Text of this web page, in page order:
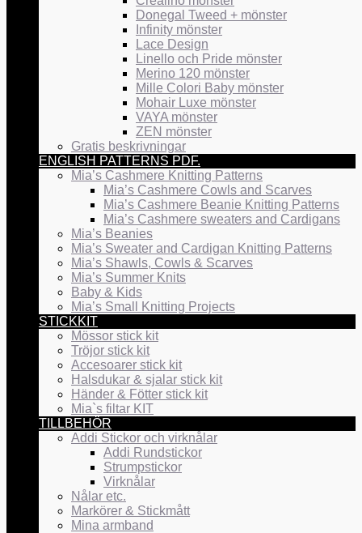
Donegal Tweed + mönster
Infinity mönster
Lace Design
Linello och Pride mönster
Merino 120 mönster
Mille Colori Baby mönster
Mohair Luxe mönster
VAYA mönster
ZEN mönster
Gratis beskrivningar
ENGLISH PATTERNS PDF.
Mia’s Cashmere Knitting Patterns
Mia’s Cashmere Cowls and Scarves
Mia’s Cashmere Beanie Knitting Patterns
Mia’s Cashmere sweaters and Cardigans
Mia’s Beanies
Mia’s Sweater and Cardigan Knitting Patterns
Mia’s Shawls, Cowls & Scarves
Mia’s Summer Knits
Baby & Kids
Mia’s Small Knitting Projects
STICKKIT
Mössor stick kit
Tröjor stick kit
Accesoarer stick kit
Halsdukar & sjalar stick kit
Händer & Fötter stick kit
Mia`s filtar KIT
TILLBEHÖR
Addi Stickor och virknålar
Addi Rundstickor
Strumpstickor
Virknålar
Nålar etc.
Markörer & Stickmått
Mina armband